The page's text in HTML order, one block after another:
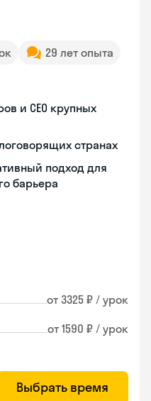
29 лет опыта
и CEO крупных
странах
подход для
барьера
от 3325 ₽ / урок
от 1590 ₽ / урок
Выбрать время